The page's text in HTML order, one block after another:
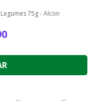
75g - Alcon